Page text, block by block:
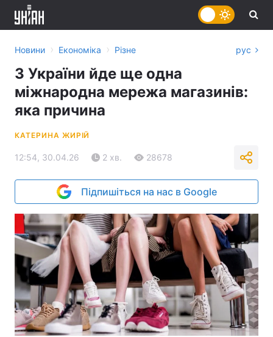
Новини › Економіка › Різне рус
З України йде ще одна
міжнародна мережа магазинів:
яка причина
КАТЕРИНА ЖИРІЙ
12:54, 30.04.26 2 хв. 28678
Підпишіться на нас в Google